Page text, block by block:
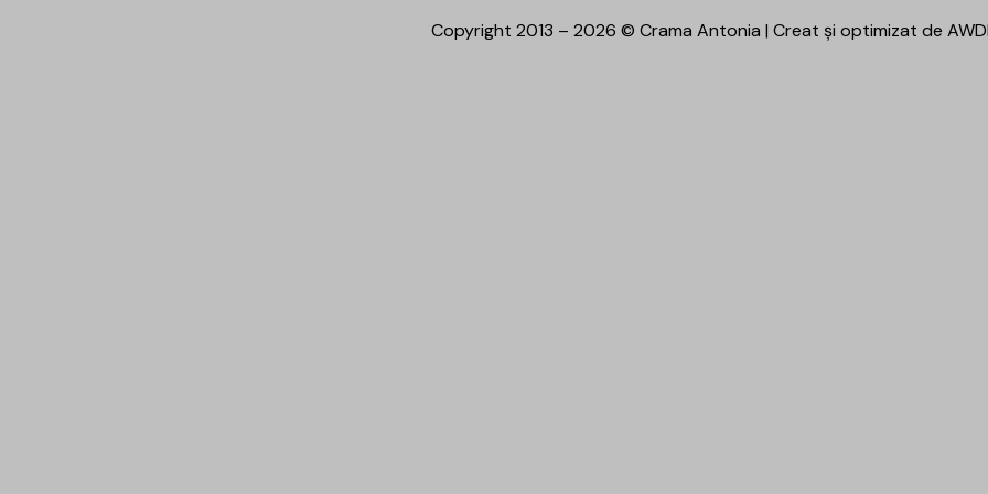
Copyright 2013 – 2026 © Crama Antonia | Creat și optimizat de